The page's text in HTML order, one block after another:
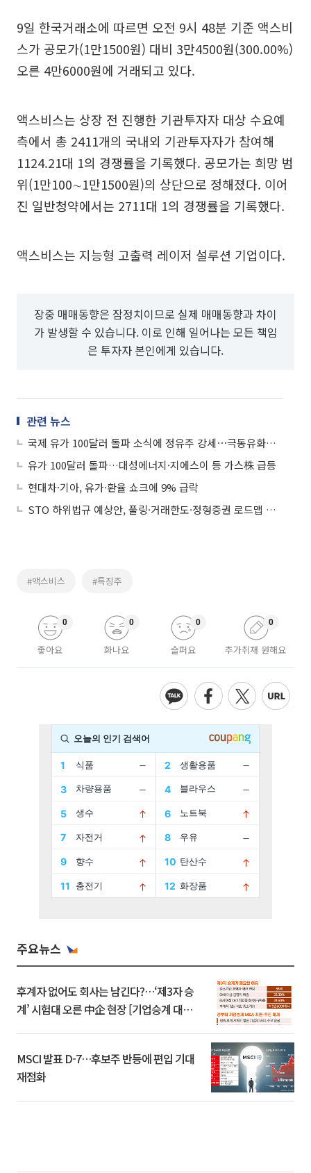
9일 한국거래소에 따르면 오전 9시 48분 기준 액스비
스가 공모가(1만1500원) 대비 3만4500원(300.00%)
오른 4만6000원에 거래되고 있다.
액스비스는 상장 전 진행한 기관투자자 대상 수요예
측에서 총 2411개의 국내외 기관투자자가 참여해
1124.21대 1의 경쟁률을 기록했다. 공모가는 희망 범
위(1만100∼1만1500원)의 상단으로 정해졌다. 이어
진 일반청약에서는 2711대 1의 경쟁률을 기록했다.
액스비스는 지능형 고출력 레이저 설루션 기업이다.
장중 매매동향은 잠정치이므로 실제 매매동향과 차이
가 발생할 수 있습니다. 이로 인해 일어나는 모든 책임
은 투자자 본인에게 있습니다.
관련 뉴스
국제 유가 100달러 돌파 소식에 정유주 강세⋯극동유화ㆍ한국 ANKOR 유전 등 ↑
유가 100달러 돌파…대성에너지·지에스이 등 가스株 급등
현대차·기아, 유가·환율 쇼크에 9% 급락
STO 하위법규 예상안, 풀링·거래한도·정형증권 로드맵 제시
#액스비스 #특징주
좋아요
0
화나요
0
슬퍼요
0
추가취재 원해요
0
주요뉴스
후계자 없어도 회사는 남긴다?…‘제3자 승
계’ 시험대 오른 中企 현장 [기업승계 대전
MSCI 발표 D-7…후보주 반등에 편입 기대
재점화